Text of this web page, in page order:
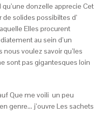
donzelle apprecie Cet
de solides possibiltes d’
Elles procurent
au sein d’un
voulez savoir qu’les
sont pas gigantesques loin
Que me voili un peu
genre… j’ouvre Les sachets